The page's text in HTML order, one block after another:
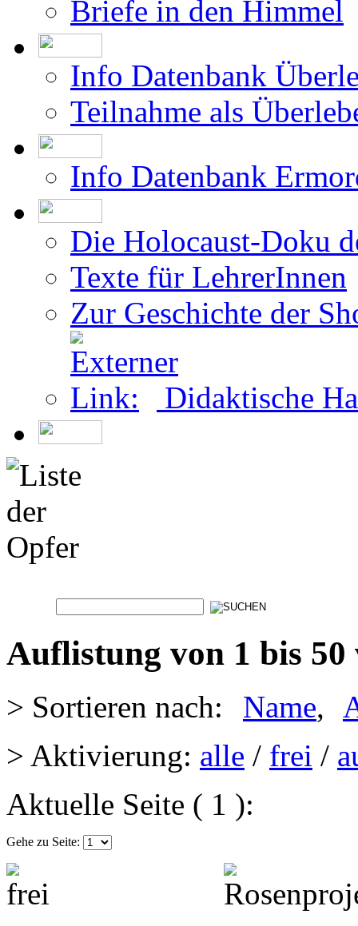
Briefe in den Himmel
Info Datenbank
Teilnahme als
Info Datenbank
Die Holocaust-Doku
Texte für LehrerInnen
Zur Geschichte der
Didaktische
Auflistung von 1 bis 50
> Sortieren nach: Name,
> Aktivierung: alle / frei /
Aktuelle Seite ( 1 ):
Gehe zu Seite: